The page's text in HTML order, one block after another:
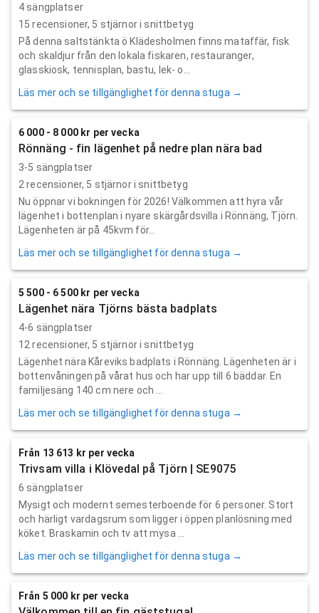
4 sängplatser
15 recensioner, 5 stjärnor i snittbetyg
På denna saltstänkta ö Klädesholmen finns mataffär, fisk
och skaldjur från den lokala fiskaren, restauranger,
glasskiosk, tennisplan, bastu, lek- o...
Läs mer och se tillgänglighet för denna stuga →
6 000 - 8 000 kr per vecka
Rönnäng - fin lägenhet på nedre plan nära bad
3-5 sängplatser
2 recensioner, 5 stjärnor i snittbetyg
Nu öppnar vi bokningen för 2026! Välkommen att hyra vår
lägenhet i bottenplan i nyare skärgårdsvilla i Rönnäng, Tjörn.
Lägenheten är på 45kvm för...
Läs mer och se tillgänglighet för denna stuga →
5 500 - 6 500 kr per vecka
Lägenhet nära Tjörns bästa badplats
4-6 sängplatser
12 recensioner, 5 stjärnor i snittbetyg
Lägenhet nära Kåreviks badplats i Rönnäng. Lägenheten är i
bottenvåningen på vårat hus och har upp till 6 bäddar. En
familjesäng 140 cm nere och ...
Läs mer och se tillgänglighet för denna stuga →
Från 13 613 kr per vecka
Trivsam villa i Klövedal på Tjörn | SE9075
6 sängplatser
Mysigt och modernt semesterboende för 6 personer. Stort
och härligt vardagsrum som ligger i öppen planlösning med
köket. Braskamin och tv att mysa ...
Läs mer och se tillgänglighet för denna stuga →
Från 5 000 kr per vecka